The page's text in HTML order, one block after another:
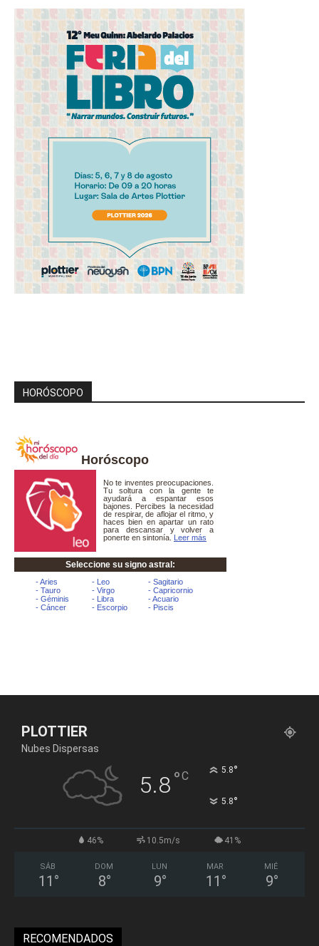
HORÓSCOPO
Horóscopo
PLOTTIER
Nubes Dispersas
5.8°C 5.8°
5.8°
46% 10.5m/s 41%
SÁB
11 °
DOM
8°
LUN
9°
MAR
11 °
MIÉ
9°
RECOMENDADOS